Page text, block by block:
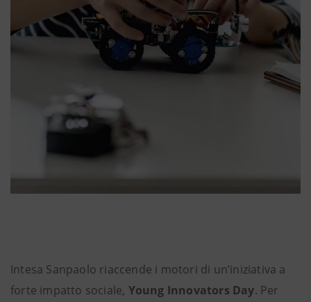
Intesa Sanpaolo riaccende i motori di un’iniziativa a
forte impatto sociale, Young Innovators Day. Per